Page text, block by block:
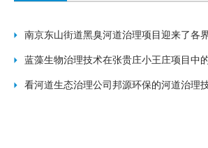
南京东山街道黑臭河道治理项目迎来了各界
检查
蓝藻生物治理技术在张贵庄小王庄项目中
看河道生态治理公司邦源环保的河道治理技